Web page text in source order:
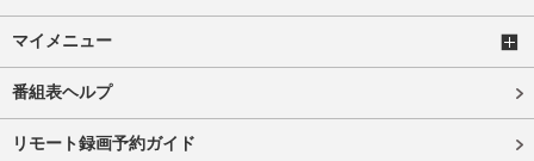
マイメニュー
番組表ヘルプ
リモート録画予約ガイド